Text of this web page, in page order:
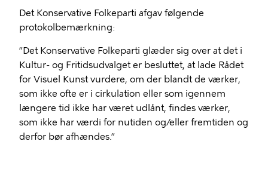
Det Konservative Folkeparti afgav følgende
protokolbemærkning:
”Det Konservative Folkeparti glæder sig over at det i
Kultur- og Fritidsudvalget er besluttet, at lade Rådet
for Visuel Kunst vurdere, om der blandt de værker,
som ikke ofte er i cirkulation eller som igennem
længere tid ikke har været udlånt, findes værker,
som ikke har værdi for nutiden og/eller fremtiden og
derfor bør afhændes.”